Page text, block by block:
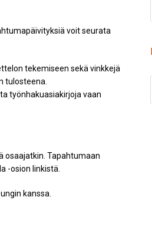
voit seurata
tekemiseen sekä vinkkejä
tulosteena.
työnhakuasiakirjoja vaan
osaajatkin. Tapahtumaan
-osion linkistä.
kanssa.